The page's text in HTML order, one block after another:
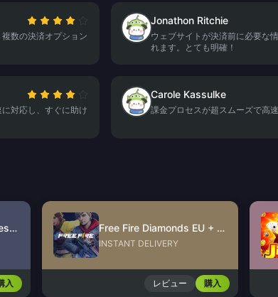
数の決済オプション
Jonathon Ritchie
ウェブサイトが決済前に必要な
れます。とても明確！
対応し、すぐに助け
Carole Kassulke
課金プロセスが超スムーズで高速
Lord of the Cube: Heroes RPG Voucher
入
Free Fire Diamonds EU + TR
INSTANT DELIVERY
レビュー 購入